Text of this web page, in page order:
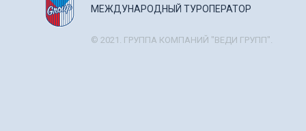
МЕЖДУНАРОДНЫЙ ТУРОПЕРАТОР
© 2021. ГРУППА КОМПАНИЙ "ВЕДИ ГРУПП".